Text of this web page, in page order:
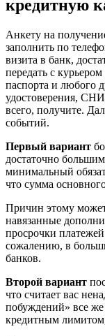
кредитную
Анкету на
заполнить по
визита в банк,
передать с
паспорта и любого
удостоверения,
всего, получите.
событий.
Первый вариант
достаточно
минимальный
что сумма
Причин этому
навязанные
просрочки
сожалению, в
банков.
Второй вариант
что считает вас
побуждений» все
кредитным